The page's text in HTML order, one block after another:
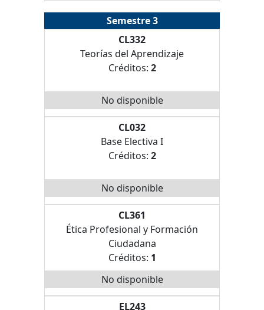
Semestre 3
CL332
Teorías del Aprendizaje
Créditos: 2
No disponible
CL032
Base Electiva I
Créditos: 2
No disponible
CL361
Ética Profesional y Formación
Ciudadana
Créditos: 1
No disponible
EL243